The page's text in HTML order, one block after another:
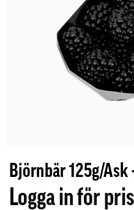
Björnbär 125g/
Logga in för